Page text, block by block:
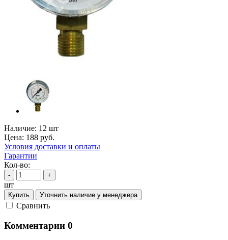
Наличие: 12 шт
Цена: 188 руб.
Условия доставки и оплаты
Гарантии
Кол-во:
- +
шт
Купить Уточнить наличие у менеджера
Cравнить
Комментарии 0